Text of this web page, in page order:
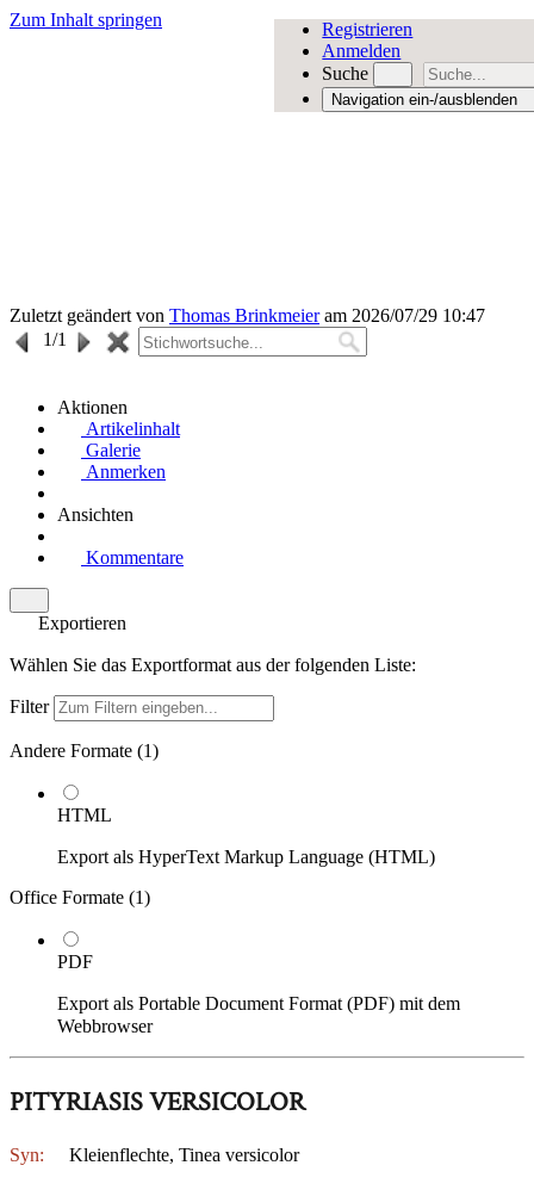
Zum Inhalt springen
Registrieren
Anmelden
Suche
Navigation ein-/ausblenden
Zuletzt geändert von Thomas Brinkmeieram 2026/07/29 10:47
1/1
Aktionen
Artikelinhalt
Galerie
Anmerken
Ansichten
Kommentare
Exportieren
Wählen Sie das Exportformat aus der folgenden Liste:
Filter
Andere Formate (1)
HTML
Export als HyperText Markup Language (HTML)
Office Formate (1)
PDF
Export als Portable Document Format (PDF) mit dem
Webbrowser
PITYRIASIS VERSICOLOR
Syn: Kleienflechte, Tinea versicolor